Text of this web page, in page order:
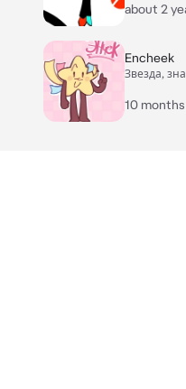
about 2
Encheek
Звезда,
10